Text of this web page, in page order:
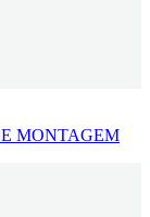
MONTAGEM